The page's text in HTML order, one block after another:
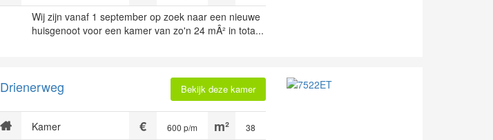
Wij zijn vanaf 1 september op zoek naar een nieuwe
huisgenoot voor een kamer van zo'n 24 mÂ² in tota...
Drienerweg Bekijk deze kamer
Kamer 38
600 p/m